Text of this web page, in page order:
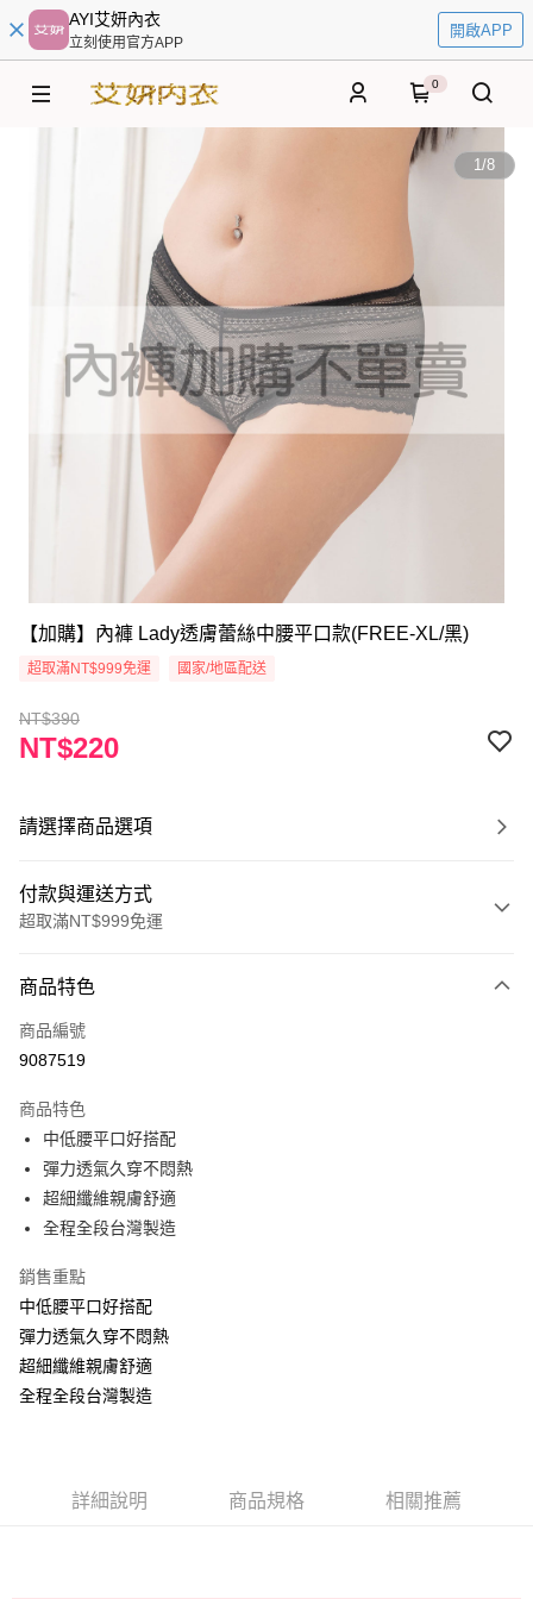
AYI艾妍內衣
立刻使用官方APP
開啟APP
0
1/8
【加購】內褲 Lady透膚蕾絲中腰平口款(FREE-XL/黑)
超取滿NT$999免運 國家/地區配送
NT$390
NT$220
請選擇商品選項
付款與運送方式
超取滿NT$999免運
信用卡一次付款
超商取貨付款
ATM付款
運送方式
全家取貨付款
付款後全家取貨
每筆NT$60，滿NT$999(含以上)免運費
每筆NT$60，滿NT$999(含以上)免運費
商品特色
商品編號
9087519
商品特色
中低腰平口好搭配
彈力透氣久穿不悶熱
超細纖維親膚舒適
全程全段台灣製造
銷售重點
中低腰平口好搭配
彈力透氣久穿不悶熱
超細纖維親膚舒適
全程全段台灣製造
詳細說明 商品規格 相關推薦